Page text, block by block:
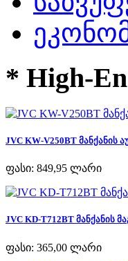
* High-
JVC KW-V250BT მანქანის
ფასი: 849,95 ლარი
JVC KD-T712BT მანქანის
ფასი: 365,00 ლარი